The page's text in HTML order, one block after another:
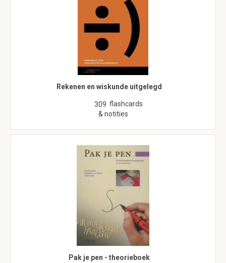
Rekenen en wiskunde uitgelegd
309 flashcards
& notities
Pak je pen - theorieboek